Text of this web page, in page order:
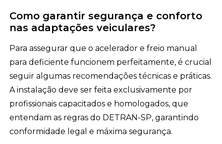
Como garantir segurança e conforto
nas adaptações veiculares?
Para assegurar que o acelerador e freio manual
para deficiente funcionem perfeitamente, é crucial
seguir algumas recomendações técnicas e práticas.
A instalação deve ser feita exclusivamente por
profissionais capacitados e homologados, que
entendam as regras do DETRAN-SP, garantindo
conformidade legal e máxima segurança.